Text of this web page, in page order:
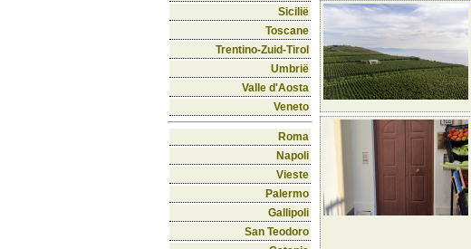
Sicilië
Toscane
Trentino-Zuid-Tirol
Umbrië
Valle d'Aosta
Veneto
Roma
Napoli
Vieste
Palermo
Gallipoli
San Teodoro